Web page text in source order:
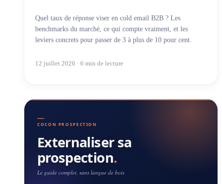
Quel taux de réponse viser en cold email B2B ? Les
benchmarks du marché, ce qui compte vraiment, et les
leviers concrets pour passer de 3 à plus de 10 pour cent.
12 juillet 2026 · 6 min de lecture